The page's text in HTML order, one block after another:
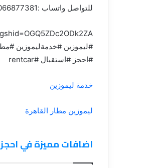
للتواصل واتساب :01066877381
#ليموزين #خدمةليموزين
#احجز #استقبال #rentcar
خدمة ليموزين
ليموزين مطار القاهرة
اضافات مميزة في احجز الان